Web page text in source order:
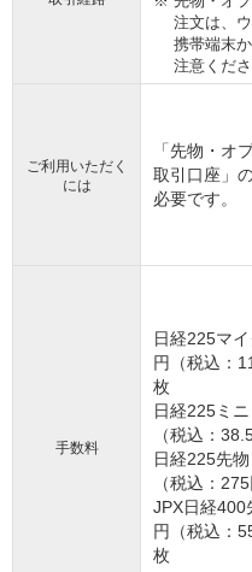
注文は、
携帯端末
注意くださ
ご利用いただく
には
「先物・オ
取引口座」
必要です。
手数料
日経225マ
円（税込：
枚
日経225ミ
（税込：
日経225先
（税込：
JPX日経400
円（税込：
枚